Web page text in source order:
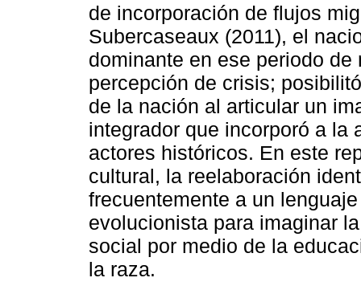
de incorporación de flujos
Subercaseaux (2011), el
dominante en ese periodo
percepción de crisis;
de la nación al articular un
integrador que incorporó a la
actores históricos. En este
cultural, la reelaboración
frecuentemente a un
evolucionista para imaginar
social por medio de la
la raza.